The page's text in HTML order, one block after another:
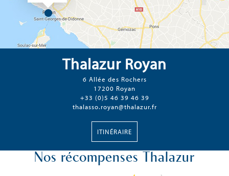
Thalazur Royan
6 Allée des Rochers
17200 Royan
+33 (0)5 46 39 46 39
thalasso.royan@thalazur.fr
ITINÉRAIRE
Nos récompenses Thalazur